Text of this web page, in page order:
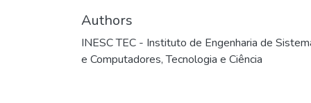
Authors
INESC TEC - Instituto de Engenharia de
e Computadores, Tecnologia e Ciência